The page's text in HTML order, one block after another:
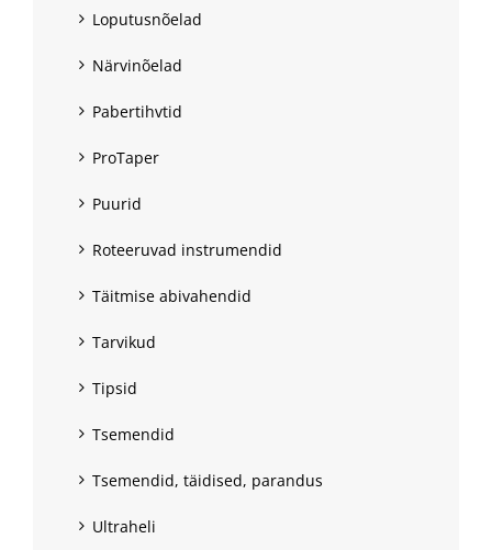
Loputusnõelad
Närvinõelad
Pabertihvtid
ProTaper
Puurid
Roteeruvad instrumendid
Täitmise abivahendid
Tarvikud
Tipsid
Tsemendid
Tsemendid, täidised, parandus
Ultraheli